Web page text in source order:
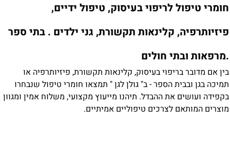
חומרי טיפול לריפוי בעיסוק, טיפול ידיים,
פיזיותרפיה, קלינאות תקשורת, גני ילדים . בתי ספר
.מרפאות ובתי חולים
בין אם מדובר בריפוי בעיסוק, קלינאות תקשורת, פיזיותרפיה או
תמיכה בגן ובבית הספר - ב" גולן לגן " תמצאו חומרי טיפול שנבחרו
בקפידה ועושים את ההבדל. תיהנו מייעוץ מקצועי, משלוח אמין ומגוון
מוצרים המותאם לצרכים טיפוליים אמיתיים.